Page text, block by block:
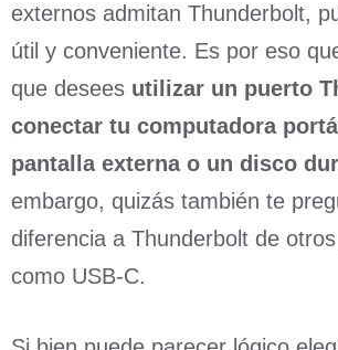
externos admitan Thunderbolt,
útil y conveniente. Es por eso
que desees utilizar un puerto
conectar tu computadora
pantalla externa o un disco
embargo, quizás también te
diferencia a Thunderbolt de
como USB-C.